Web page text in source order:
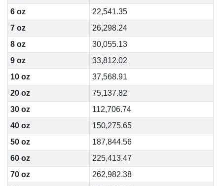
6 oz
22,541.35
7 oz
26,298.24
8 oz
30,055.13
9 oz
33,812.02
10 oz
37,568.91
20 oz
75,137.82
30 oz
112,706.74
40 oz
150,275.65
50 oz
187,844.56
60 oz
225,413.47
70 oz
262,982.38